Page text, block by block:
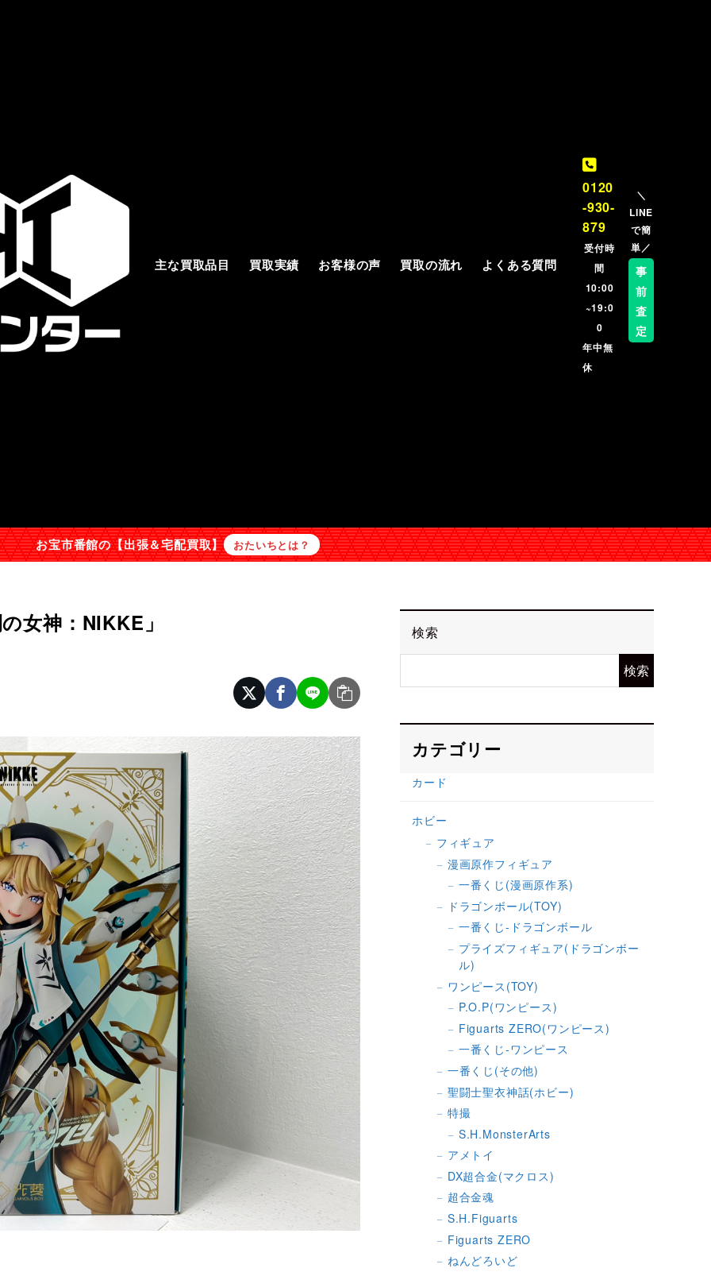
主な買取品目 買取実績 お客様の声 買取の流れ よくある質問
0120
-930-
879
受付時
間
10:00
~19:0
0
年中無
休
＼
LINE
で簡
単／
事
前
査
定
お宝市番館の【出張＆宅配買取】 おたいちとは？
女神：NIKKE」 検索
検索
カテゴリー
カード
ホビー
フィギュア
漫画原作フィギュア
一番くじ(漫画原作系)
ドラゴンボール(TOY)
一番くじ-ドラゴンボール
プライズフィギュア(ドラゴンボー
ル)
ワンピース(TOY)
P.O.P(ワンピース)
Figuarts ZERO(ワンピース)
一番くじ-ワンピース
一番くじ(その他)
聖闘士聖衣神話(ホビー)
特撮
S.H.MonsterArts
アメトイ
DX超合金(マクロス)
超合金魂
S.H.Figuarts
Figuarts ZERO
ねんどろいど